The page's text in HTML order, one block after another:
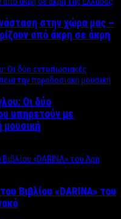
στην χώρα μας –
από άκρη σε άκρη
Οι δύο
υπηρετούν με
μουσική
Βιβλίου «DARINA» του